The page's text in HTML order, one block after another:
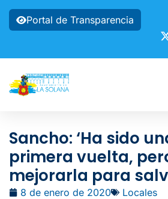
Portal de Transparencia
Sancho: ‘Ha sido
primera vuelta,
mejorarla para
8 de enero de 2020 Locales